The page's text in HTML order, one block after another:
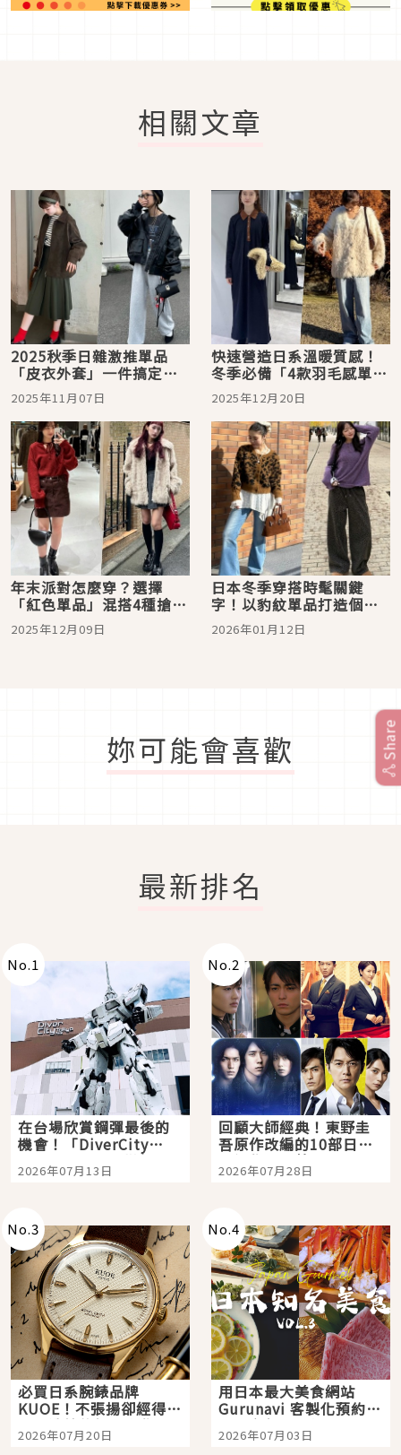
相關文章
2025秋季日雜激推單品
「皮衣外套」一件搞定日
系甜美X個性氣息
2025年11月07日
快速營造日系溫暖質感！
冬季必備「4款羽毛感單
品」搭配推薦
2025年12月20日
年末派對怎麼穿？選擇
「紅色單品」混搭4種搶眼
注目的日系造型
2025年12月09日
日本冬季穿搭時髦關鍵
字！以豹紋單品打造個性
街頭態度
2026年01月12日
妳可能會喜歡
最新排名
No.1
在台場欣賞鋼彈最後的
機會！「DiverCity
Tokyo Plaza」搭船、
購物、美食及夜景，一
2026年07月13日
No.2
回顧大師經典！東野圭
吾原作改編的10部日本
影視作品推薦
2026年07月28日
No.3
必買日系腕錶品牌
KUOE！不張揚卻經得起
時間洗鍊的經典之作五
選
2026年07月20日
No.4
用日本最大美食網站
Gurunavi 客製化預約九
大都市餐廳，打造專屬
美食體驗！
2026年07月03日
Share